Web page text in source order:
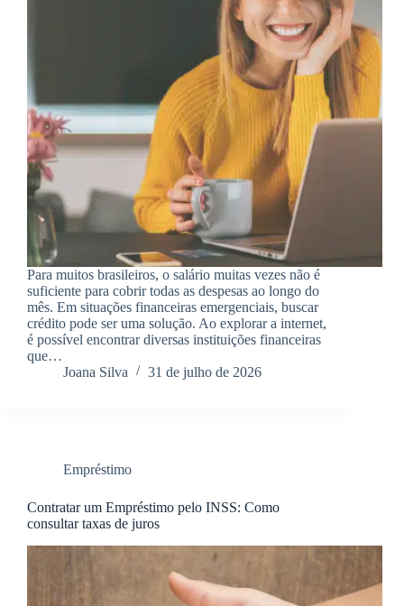
Para muitos brasileiros, o salário muitas vezes não é
suficiente para cobrir todas as despesas ao longo do
mês. Em situações financeiras emergenciais, buscar
crédito pode ser uma solução. Ao explorar a internet,
é possível encontrar diversas instituições financeiras
que…
Joana Silva
31 de julho de 2026
Empréstimo
Contratar um Empréstimo pelo INSS: Como
consultar taxas de juros